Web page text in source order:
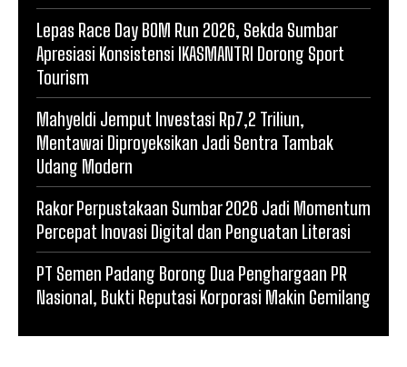
Lepas Race Day BOM Run 2026, Sekda Sumbar
Apresiasi Konsistensi IKASMANTRI Dorong Sport
Tourism
Mahyeldi Jemput Investasi Rp7,2 Triliun,
Mentawai Diproyeksikan Jadi Sentra Tambak
Udang Modern
Rakor Perpustakaan Sumbar 2026 Jadi Momentum
Percepat Inovasi Digital dan Penguatan Literasi
PT Semen Padang Borong Dua Penghargaan PR
Nasional, Bukti Reputasi Korporasi Makin Gemilang